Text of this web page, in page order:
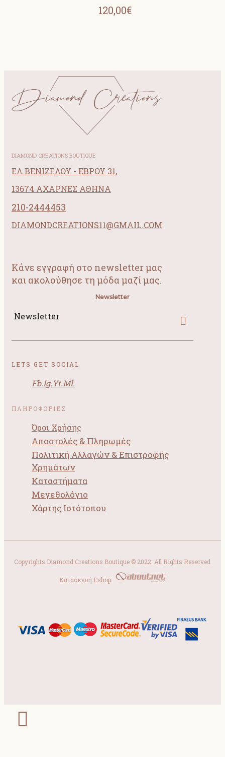
120,00€
DIAMOND CREATIONS BOUTIQUE
ΕΛ ΒΕΝΙΖΕΛΟΥ - ΕΒΡΟΥ 31,
13674 ΑΧΑΡΝΕΣ ΑΘΗΝΑ
210-2444453
DIAMONDCREATIONS11@GMAIL.COM
Κάνε εγγραφή στο newsletter μας
και ακολούθησε τη μόδα μαζί μας.
Newsletter
Newsletter
LETS GET SOCIAL
Fb.Ig.Yt.Ml.
ΠΛΗΡΟΦΟΡΙΕΣ
Όροι Χρήσης
Αποστολές & Πληρωμές
Πολιτική Αλλαγών & Επιστροφής
Χρημάτων
Καταστήματα
Μεγεθολόγιο
Χάρτης Ιστότοπου
Copyrights Diamond Creations Boutique © 2022. All Rights Reserved
Κατασκευή Eshop